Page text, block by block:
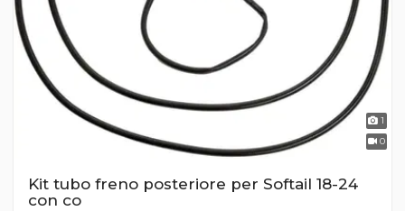
1
0
Kit tubo freno posteriore per Softail 18-24
con co